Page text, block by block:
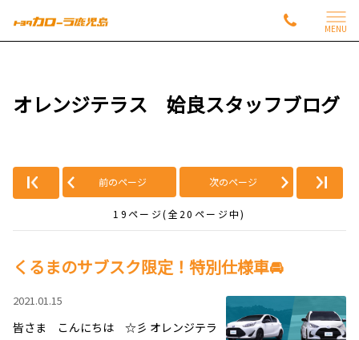
MENU
オレンジテラス 姶良スタッフブログ
前のページ 次のページ
19ページ(全20ページ中)
くるまのサブスク限定！特別仕様車🚘
2021.01.15
皆さま こんにちは ☆彡 オレンジテラ